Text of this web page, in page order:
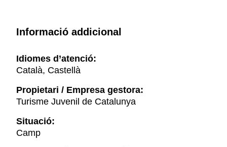
Informació addicional
Idiomes d’atenció:
Català, Castellà
Propietari / Empresa gestora:
Turisme Juvenil de Catalunya
Situació:
Camp